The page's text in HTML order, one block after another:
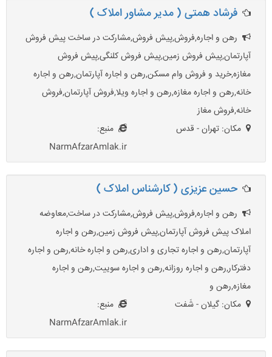
فرشاد همتی ( مدیر مشاور املاک )
رهن و اجاره,فروش,پیش فروش,مشارکت در ساخت پیش فروش
آپارتمان,پیش فروش زمین,پیش فروش کلنگی,پیش فروش
مغازه,خرید و فروش وام مسکن,رهن و اجاره آپارتمان,رهن و اجاره
خانه,رهن و اجاره مغازه,رهن و اجاره ویلا,فروش آپارتمان,فروش
خانه,فروش مغاز
مکان: تهران - قدس
منبع:
NarmAfzarAmlak.ir
حسین عزیزی ( کارشناس املاک )
رهن و اجاره,فروش,پیش فروش,مشارکت در ساخت,معاوضه
املاک پیش فروش آپارتمان,پیش فروش زمین,رهن و اجاره
آپارتمان,رهن و اجاره تجاری و اداری,رهن و اجاره خانه,رهن و اجاره
دفترکار,رهن و اجاره روزانه,رهن و اجاره سوییت,رهن و اجاره
مغازه,رهن و
مکان: گیلان - شَفت
منبع:
NarmAfzarAmlak.ir